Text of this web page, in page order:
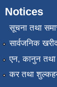
Notices
सूचना तथा
सार्वजनिक
एन, कानुन तथा
कर तथा